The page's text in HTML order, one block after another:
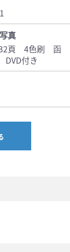
真
頁 4色刷 函
付き